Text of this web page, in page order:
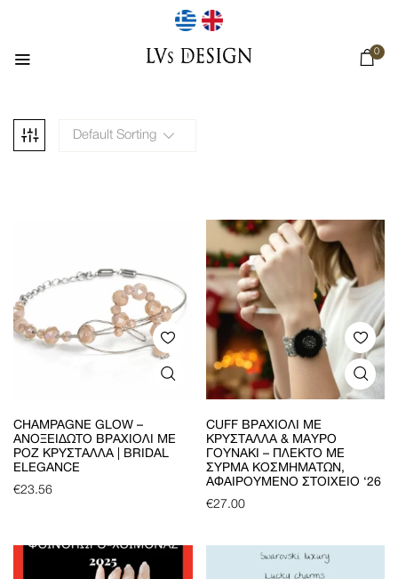
0
Default Sorting
CHAMPAGNE GLOW –
ΑΝΟΞΕΊΔΩΤΟ ΒΡΑΧΙΌΛΙ ΜΕ
ΡΟΖ ΚΡΎΣΤΑΛΛΑ | BRIDAL
ELEGANCE
€23.56
CUFF ΒΡΑΧΙΌΛΙ ΜΕ
ΚΡΎΣΤΑΛΛΑ & ΜΑΎΡΟ
ΓΟΥΝΆΚΙ – ΠΛΕΚΤΌ ΜΕ
ΣΎΡΜΑ ΚΟΣΜΗΜΆΤΩΝ,
ΑΦΑΙΡΟΎΜΕΝΟ ΣΤΟΙΧΕΊΟ ‘26
€27.00